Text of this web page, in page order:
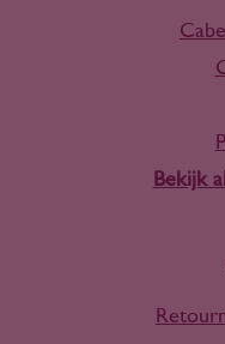
Bekijk